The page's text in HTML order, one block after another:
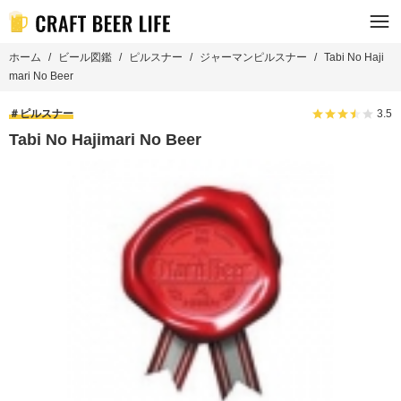
ホーム ビール図鑑 ピルスナー ジャーマンピルスナー
Tabi No Haji
mari No Beer
ピルスナー 3.5
Tabi No Hajimari No Beer